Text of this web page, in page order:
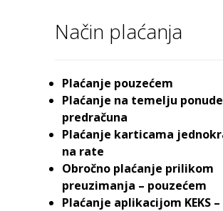
Način plaćanja
Plaćanje pouzećem
Plaćanje na temelju
predračuna
Plaćanje karticama
na rate
Obročno plaćanje prilikom
preuzimanja – pouzećem
Plaćanje aplikacijom KEKS –